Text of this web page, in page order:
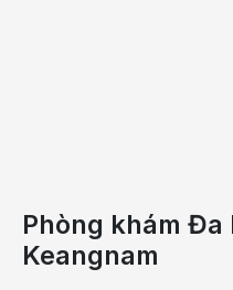
Phòng khám
Keangnam